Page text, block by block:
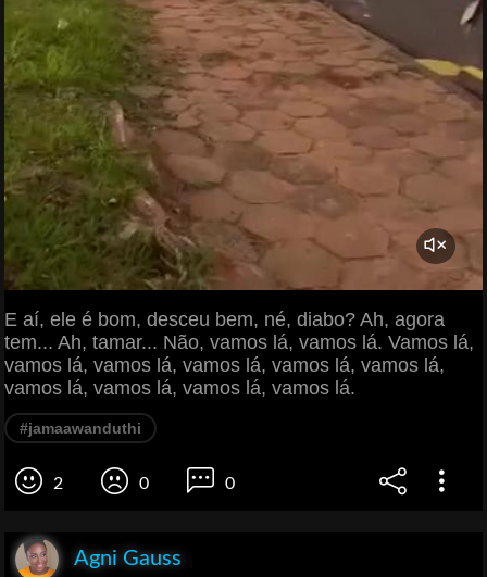
E aí, ele é bom, desceu bem, né, diabo? Ah, agora
tem... Ah, tamar... Não, vamos lá, vamos lá. Vamos lá,
vamos lá, vamos lá, vamos lá, vamos lá, vamos lá,
vamos lá, vamos lá, vamos lá, vamos lá.
#jamaawanduthi
2 0 0
Agni Gauss